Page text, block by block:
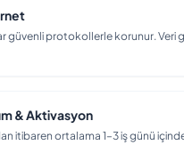
güvenli protokollerle korunur. Veri
& Aktivasyon
itibaren ortalama 1–3 iş günü